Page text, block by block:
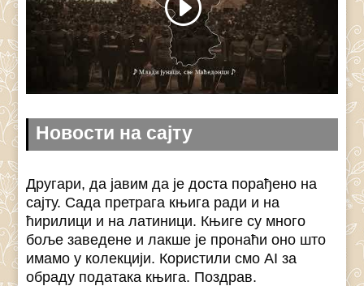
Новости на сајту
Другари, да јавим да је доста порађено на
сајту. Сада претрага књига ради и на
ћирилици и на латиници. Књиге су много
боље заведене и лакше је пронаћи оно што
имамо у колекцији. Користили смо AI за
обраду података књига. Поздрав.